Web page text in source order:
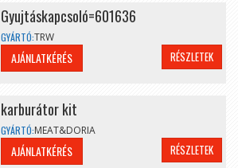
Gyujtáskapcsoló=601636
GYÁRTÓ:TRW
AJÁNLATKÉRÉS RÉSZLETEK
karburátor kit
GYÁRTÓ:MEAT&DORIA
AJÁNLATKÉRÉS RÉSZLETEK